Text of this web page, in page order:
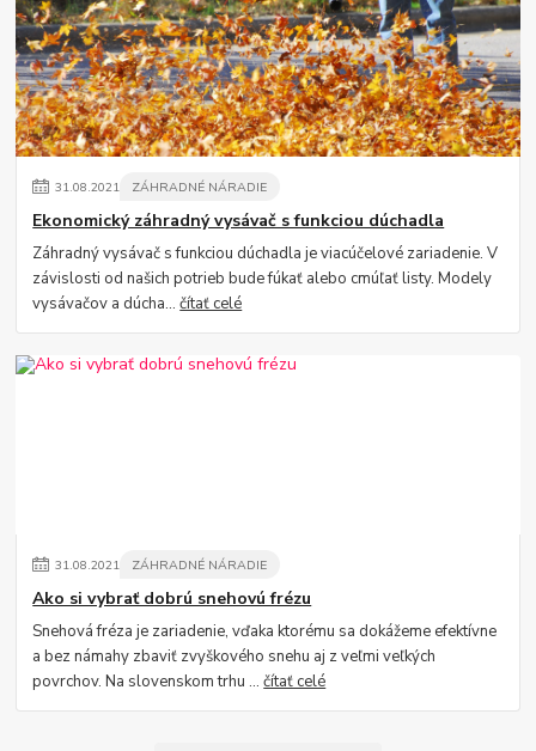
31.08.2021 ZÁHRADNÉ NÁRADIE
Ekonomický záhradný vysávač s funkciou dúchadla
Záhradný vysávač s funkciou dúchadla je viacúčelové zariadenie. V
závislosti od našich potrieb bude fúkať alebo cmúľať listy. Modely
vysávačov a dúcha...čítať celé
31.08.2021 ZÁHRADNÉ NÁRADIE
Ako si vybrať dobrú snehovú frézu
Snehová fréza je zariadenie, vďaka ktorému sa dokážeme efektívne
a bez námahy zbaviť zvyškového snehu aj z veľmi veľkých
povrchov. Na slovenskom trhu ...čítať celé